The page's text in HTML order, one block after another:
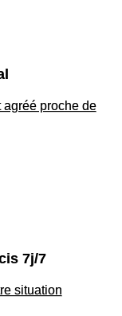
agréé proche de
7j/7
situation